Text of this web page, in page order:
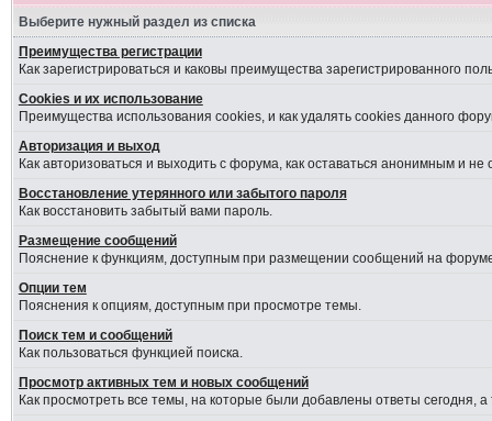
Выберите нужный раздел из списка
Преимущества регистрации
Как зарегистрироваться и каковы преимущества зарегистрированного
Cookies и их использование
Преимущества использования cookies, и как удалять cookies данного
Авторизация и выход
Как авторизоваться и выходить с форума, как оставаться анонимным и
Восстановление утерянного или забытого пароля
Как восстановить забытый вами пароль.
Размещение сообщений
Пояснение к функциям, доступным при размещении сообщений на
Опции тем
Пояснения к опциям, доступным при просмотре темы.
Поиск тем и сообщений
Как пользоваться функцией поиска.
Просмотр активных тем и новых сообщений
Как просмотреть все темы, на которые были добавлены ответы сегодня,